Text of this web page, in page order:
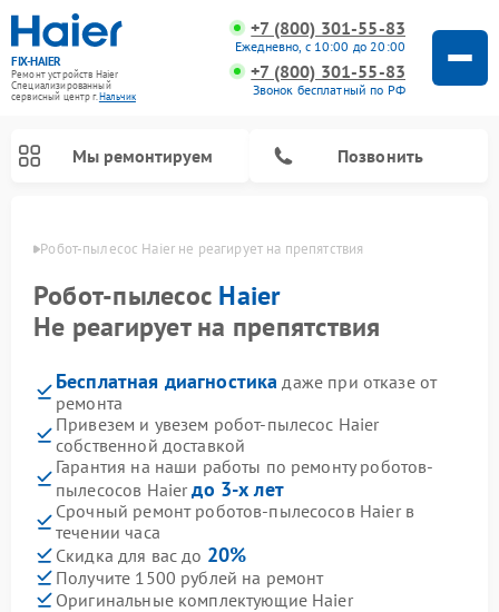
FIX-HAIER
Ремонт устройств Haier
Специализированный
cервисный центр г.Нальчик
+7 (800) 301-55-83
Ежедневно, с 10:00 до 20:00
+7 (800) 301-55-83
Звонок бесплатный по РФ
Мы ремонтируем Позвонить
Робот-пылесос Haier не реагирует на препятствия
Робот-пылесос Haier
Не реагирует на препятствия
Бесплатная диагностика даже при отказе от
ремонта
Привезем и увезем робот-пылесос Haier
собственной доставкой
Гарантия на наши работы по ремонту роботов-
пылесосов Haierдо 3-х лет
Срочный ремонт роботов-пылесосов Haier в
течении часа
Скидка для вас до 20%
Получите 1500 рублей на ремонт
Оригинальные комплектующие Haier